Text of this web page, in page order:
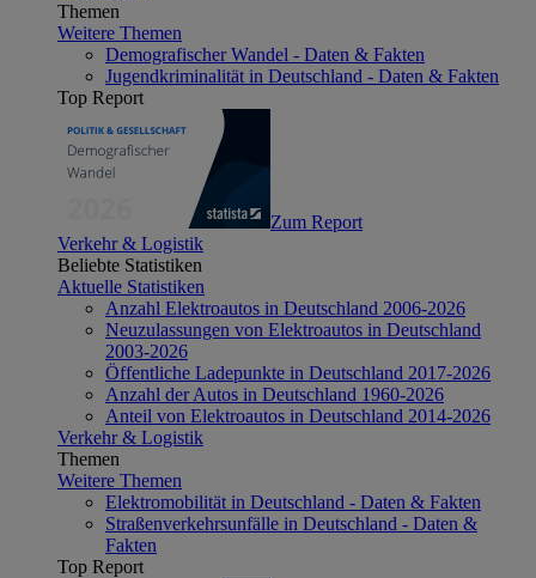
Themen
Weitere Themen
Demografischer Wandel - Daten & Fakten
Jugendkriminalität in Deutschland - Daten & Fakten
Top Report
Zum Report
Verkehr & Logistik
Beliebte Statistiken
Aktuelle Statistiken
Anzahl Elektroautos in Deutschland 2006-2026
Neuzulassungen von Elektroautos in Deutschland
2003-2026
Öffentliche Ladepunkte in Deutschland 2017-2026
Anzahl der Autos in Deutschland 1960-2026
Anteil von Elektroautos in Deutschland 2014-2026
Verkehr & Logistik
Themen
Weitere Themen
Elektromobilität in Deutschland - Daten & Fakten
Straßenverkehrsunfälle in Deutschland - Daten &
Fakten
Top Report